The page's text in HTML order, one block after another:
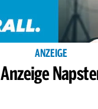
ANZEIGE
Anzeige